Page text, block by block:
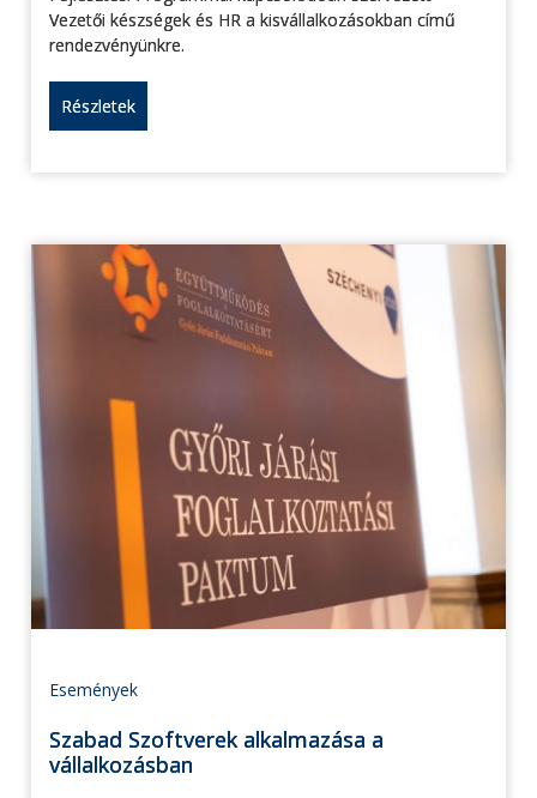
Vezetői készségek és HR a kisvállalkozásokban című
rendezvényünkre.
Részletek
Események
Szabad Szoftverek alkalmazása a
vállalkozásban